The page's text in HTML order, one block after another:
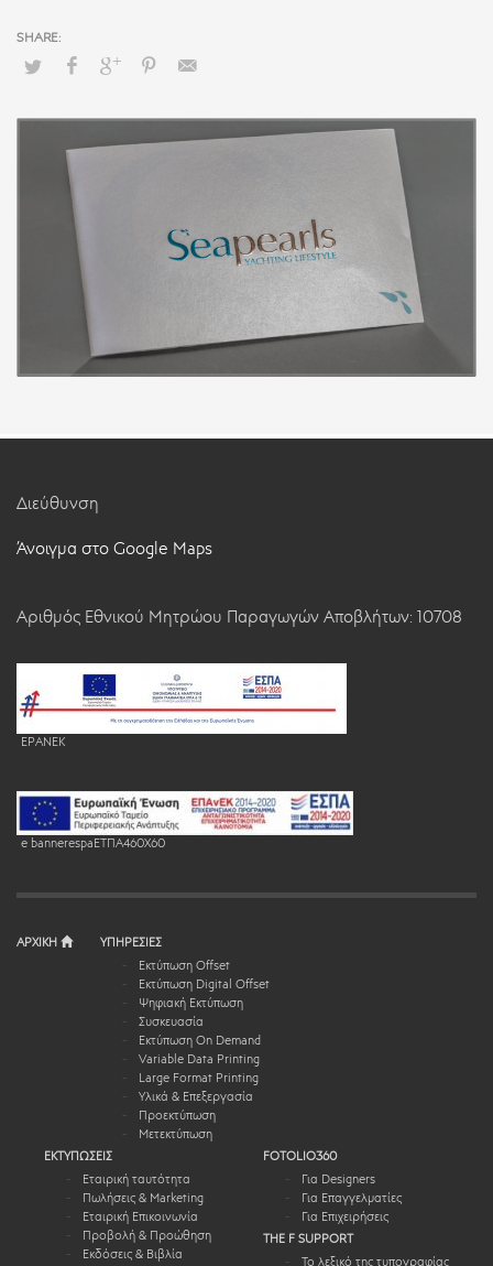
Διεύθυνση
Άνοιγμα στο Google Maps
Αριθμός Εθνικού Μητρώου Παραγωγών Αποβλήτων: 10708
EPANEK
e bannerespaEΤΠΑ460X60
ΑΡΧΙΚΗ
ΥΠΗΡΕΣΙΕΣ
Εκτύπωση Offset
Εκτύπωση Digital Offset
Ψηφιακή Εκτύπωση
Συσκευασία
Εκτύπωση On Demand
Variable Data Printing
Large Format Printing
Υλικά & Επεξεργασία
Προεκτύπωση
Μετεκτύπωση
ΕΚΤΥΠΩΣΕΙΣ
Εταιρική ταυτότητα
Πωλήσεις & Marketing
Εταιρική Επικοινωνία
Προβολή & Προώθηση
Εκδόσεις & Βιβλία
FOTOLIO360
Για Designers
Για Επαγγελματίες
Για Επιχειρήσεις
THE F SUPPORT
Το λεξικό της τυπογραφίας